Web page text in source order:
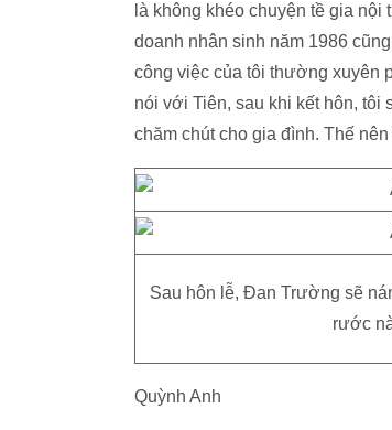
là không khéo chuyện tề gia
doanh nhân sinh năm 1986
công việc của tôi thường xuyên
nói với Tiên, sau khi kết hôn,
chăm chút cho gia đình. Thế
Sau hôn lễ, Đan Trường sẽ
rước
Quỳnh Anh